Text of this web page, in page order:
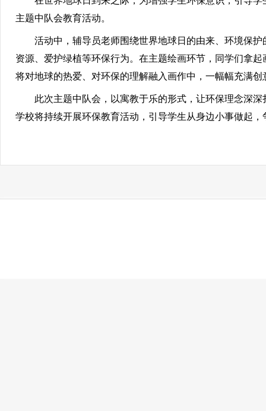
主题中队会教育活动。
活动中，辅导员老师围绕世界地球日的由来、环境保护
资源、爱护绿植等环保行为。在主题绘画环节，同学们拿
将对地球的热爱、对环保的理解融入画作中，一幅幅充满
此次主题中队会，以寓教于乐的形式，让环保理念深深
学校将持续开展环保教育活动，引导学生从身边小事做起